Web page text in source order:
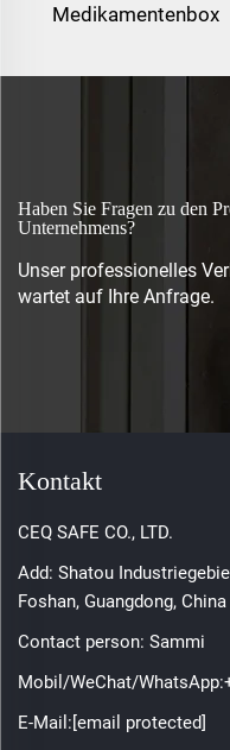
Medikamentenbox
Haben Sie Fragen zu den
Unternehmens?
Unser professionelles
wartet auf Ihre Anfrage.
Kontakt
CEQ SAFE CO., LTD.
Add: Shatou
Foshan, Guangdong, China
Contact person: Sammi
Mobil/WeChat/WhatsApp:
E-Mail:[email protected]